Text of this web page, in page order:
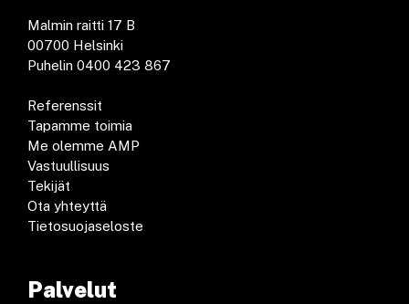
Malmin raitti 17 B
00700 Helsinki
Puhelin 0400 423 867
Referenssit
Tapamme toimia
Me olemme AMP
Vastuullisuus
Tekijät
Ota yhteyttä
Tietosuojaseloste
Palvelut